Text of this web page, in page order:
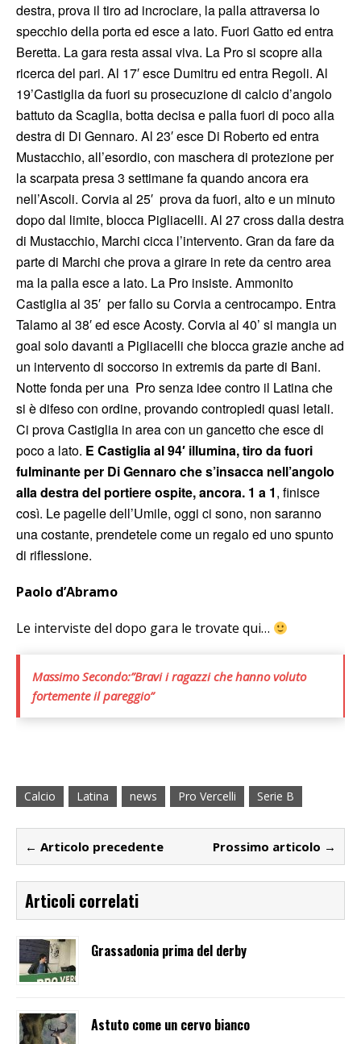
destra, prova il tiro ad incrociare, la palla attraversa lo
specchio della porta ed esce a lato. Fuori Gatto ed entra
Beretta. La gara resta assai viva. La Pro si scopre alla
ricerca del pari. Al 17′ esce Dumitru ed entra Regoli. Al
19’Castiglia da fuori su prosecuzione di calcio d’angolo
battuto da Scaglia, botta decisa e palla fuori di poco alla
destra di Di Gennaro. Al 23′ esce Di Roberto ed entra
Mustacchio, all’esordio, con maschera di protezione per
la scarpata presa 3 settimane fa quando ancora era
nell’Ascoli. Corvia al 25′ prova da fuori, alto e un minuto
dopo dal limite, blocca Pigliacelli. Al 27 cross dalla destra
di Mustacchio, Marchi cicca l’intervento. Gran da fare da
parte di Marchi che prova a girare in rete da centro area
ma la palla esce a lato. La Pro insiste. Ammonito
Castiglia al 35′ per fallo su Corvia a centrocampo. Entra
Talamo al 38′ ed esce Acosty. Corvia al 40’ si mangia un
goal solo davanti a Pigliacelli che blocca grazie anche ad
un intervento di soccorso in extremis da parte di Bani.
Notte fonda per una Pro senza idee contro il Latina che
si è difeso con ordine, provando contropiedi quasi letali.
Ci prova Castiglia in area con un gancetto che esce di
poco a lato. E Castiglia al 94′ illumina, tiro da fuori
fulminante per Di Gennaro che s’insacca nell’angolo
alla destra del portiere ospite, ancora. 1 a 1, finisce
così. Le pagelle dell’Umile, oggi ci sono, non saranno
una costante, prendetele come un regalo ed uno spunto
di riflessione.
Paolo d’Abramo
Le interviste del dopo gara le trovate qui…
Massimo Secondo:”Bravi i ragazzi che hanno voluto
fortemente il pareggio”
Calcio Latina news Pro Vercelli Serie B
← Articolo precedente Prossimo articolo →
Articoli correlati
Grassadonia prima del derby
Astuto come un cervo bianco